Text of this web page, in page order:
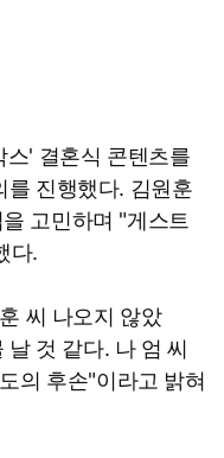
스' 결혼식 콘텐츠를
를 진행했다. 김원훈
고민하며 "게스트
다.
씨 나오지 않았
것 같다. 나 엄 씨
의 후손"이라고 밝혀